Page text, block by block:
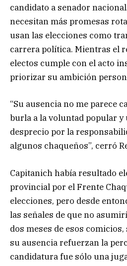
candidato a senador
necesitan más promesas
usan las elecciones como
carrera política. Mientras el
electos cumple con el acto
priorizar su ambición
“Su ausencia no me parece
burla a la voluntad popular y
desprecio por la
algunos chaqueños”, cerró
Capitanich había resultado
provincial por el Frente
elecciones, pero desde
las señales de que no
dos meses de esos
su ausencia refuerzan la
candidatura fue sólo una